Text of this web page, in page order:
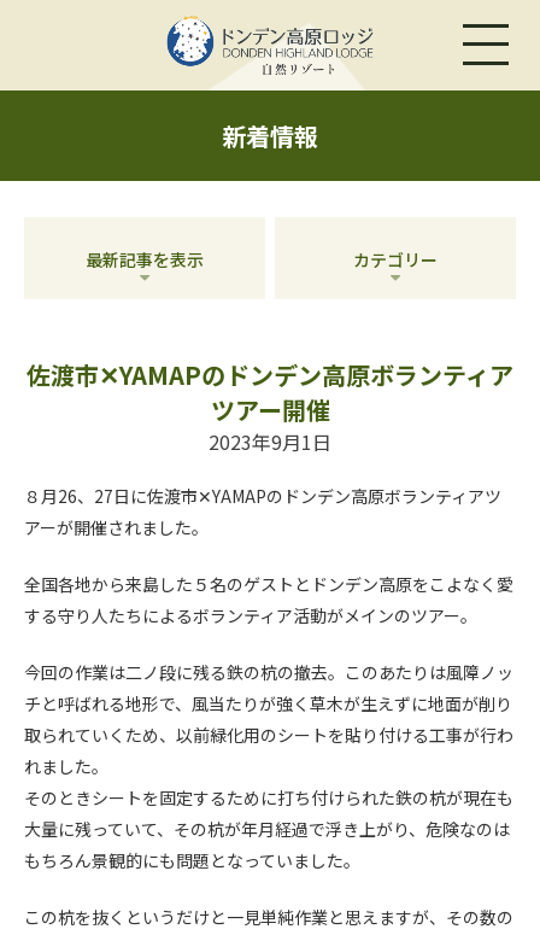
新着情報
最新記事を表示 カテゴリー
佐渡市✕YAMAPのドンデン高原ボランティア
ツアー開催
2023年9月1日
８月26、27日に佐渡市✕YAMAPのドンデン高原ボランティアツ
アーが開催されました。
全国各地から来島した５名のゲストとドンデン高原をこよなく愛
する守り人たちによるボランティア活動がメインのツアー。
今回の作業は二ノ段に残る鉄の杭の撤去。このあたりは風障ノッ
チと呼ばれる地形で、風当たりが強く草木が生えずに地面が削り
取られていくため、以前緑化用のシートを貼り付ける工事が行わ
れました。
そのときシートを固定するために打ち付けられた鉄の杭が現在も
大量に残っていて、その杭が年月経過で浮き上がり、危険なのは
もちろん景観的にも問題となっていました。
この杭を抜くというだけと一見単純作業と思えますが、その数の